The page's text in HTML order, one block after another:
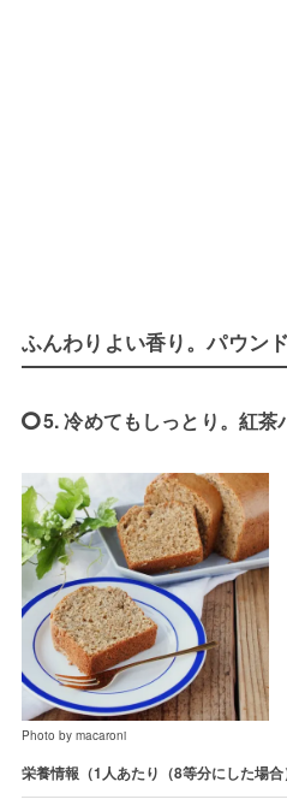
ふんわりよい香り。パウン
5. 冷めてもしっとり。紅茶
Photo by macaroni
栄養情報（1人あたり（8等分にした場合